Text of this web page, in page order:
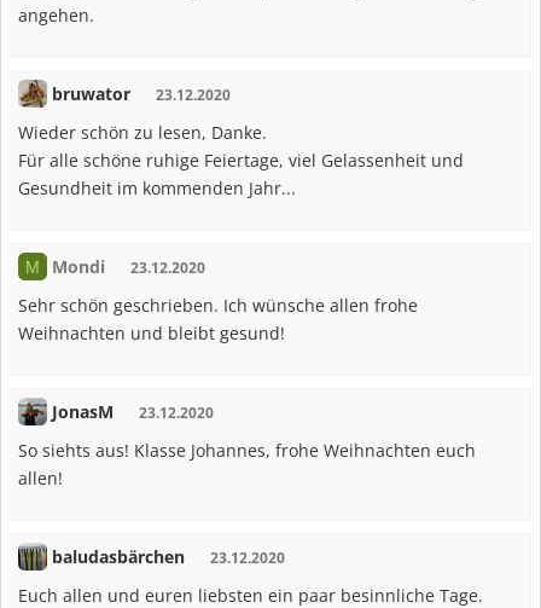
angehen.
bruwator 23.12.2020
Wieder schön zu lesen, Danke.
Für alle schöne ruhige Feiertage, viel Gelassenheit und
Gesundheit im kommenden Jahr...
M Mondi 23.12.2020
Sehr schön geschrieben. Ich wünsche allen frohe
Weihnachten und bleibt gesund!
JonasM 23.12.2020
So siehts aus! Klasse Johannes, frohe Weihnachten euch
allen!
baludasbärchen 23.12.2020
Euch allen und euren liebsten ein paar besinnliche Tage.